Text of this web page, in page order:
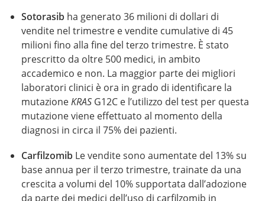
Sotorasib ha generato 36 milioni di dollari di
vendite nel trimestre e vendite cumulative di 45
milioni fino alla fine del terzo trimestre. È stato
prescritto da oltre 500 medici, in ambito
accademico e non. La maggior parte dei migliori
laboratori clinici è ora in grado di identificare la
mutazioneKRAS G12C e l’utilizzo del test per questa
mutazione viene effettuato al momento della
diagnosi in circa il 75% dei pazienti.
Carfilzomib Le vendite sono aumentate del 13% su
base annua per il terzo trimestre, trainate da una
crescita a volumi del 10% supportata dall’adozione
da parte dei medici dell’uso di carfilzomib in